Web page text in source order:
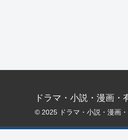
ドラマ・小説・漫画・
© 2025 ドラマ・小説・漫画